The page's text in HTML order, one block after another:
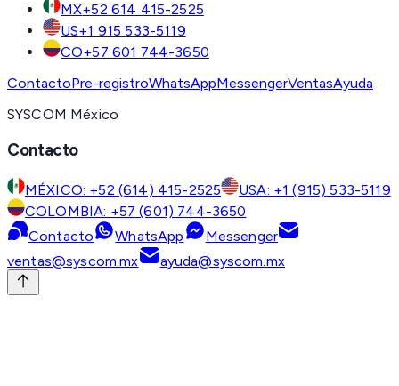
MX+52 614 415-2525
US+1 915 533-5119
CO+57 601 744-3650
ContactoPre-registroWhatsAppMessengerVentasAyuda
SYSCOM México
Contacto
MÉXICO: +52 (614) 415-2525
USA: +1 (915) 533-5119
COLOMBIA: +57 (601) 744-3650
Contacto
WhatsApp
Messenger
ventas@syscom.mx
ayuda@syscom.mx